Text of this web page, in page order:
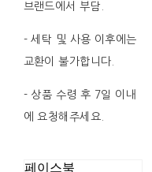
브랜드에서 부담.
- 세탁 및 사용 이후에는
교환이 불가합니다.
- 상품 수령 후 7일 이내
에 요청해주세요.
페이스북